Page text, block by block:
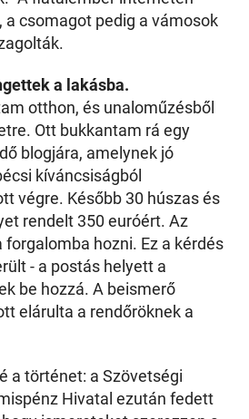
a csomagot pedig a vámosok
a lakásba.
otthon, és unaloműzésből
Ott bukkantam rá egy
blogjára, amelynek jó
kíváncsiságból
végre. Később 30 húszas és
rendelt 350 euróért. Az
hozni. Ez a kérdés
- a postás helyett a
be hozzá. A beismerő
elárulta a rendőröknek a
a történet: a Szövetségi
Hivatal ezután fedett